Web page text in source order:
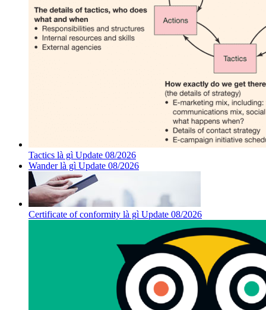
Tactics là gì Update 08/2026
Wander là gì Update 08/2026
Certificate of conformity là gì Update 08/2026